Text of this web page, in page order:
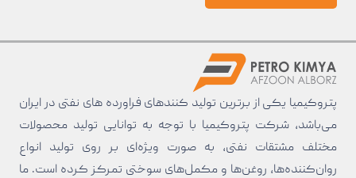
پتروکیمیا یکی از برترین تولید کنند‌های فراورده های نفتی در ایران
می‌باشد، شرکت پتروکیمیا با توجه به توانایی تولید محصولات
مختلف مشتقات نفتی، به صورت ویژه‌ای بر روی تولید انواع
روان‌کننده‌ها، روغن‌ها و مکمل‌های سوختی تمرکز کرده است. ما